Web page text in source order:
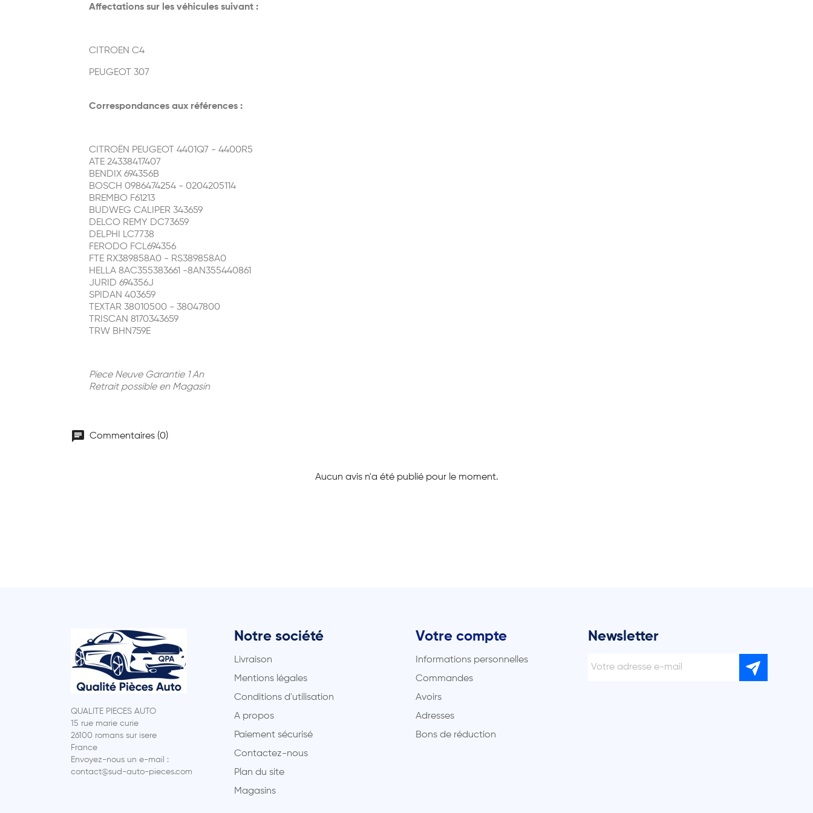
Affectations sur les véhicules suivant :
CITROEN C4
PEUGEOT 307
Correspondances aux références :
CITROËN PEUGEOT 4401Q7 - 4400R5
ATE 24338417407
BENDIX 694356B
BOSCH 0986474254 - 0204205114
BREMBO F61213
BUDWEG CALIPER 343659
DELCO REMY DC73659
DELPHI LC7738
FERODO FCL694356
FTE RX389858A0 - RS389858A0
HELLA 8AC355383661 -8AN355440861
JURID 694356J
SPIDAN 403659
TEXTAR 38010500 - 38047800
TRISCAN 8170343659
TRW BHN759E
Piece Neuve Garantie 1 An
Retrait possible en Magasin
chat Commentaires (0)
Aucun avis n'a été publié pour le moment.
QUALITE PIECES AUTO
15 rue marie curie
26100 romans sur isere
France
Envoyez-nous un e-mail :
contact@sud-auto-pieces.com
Notre société
Livraison
Mentions légales
Conditions d'utilisation
A propos
Paiement sécurisé
Contactez-nous
Plan du site
Magasins
Votre compte
Informations personnelles
Commandes
Avoirs
Adresses
Bons de réduction
Newsletter